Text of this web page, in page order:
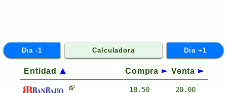
Dia -1 Calculadora Dia +1
Entidad Compra Venta
18.50 20.00